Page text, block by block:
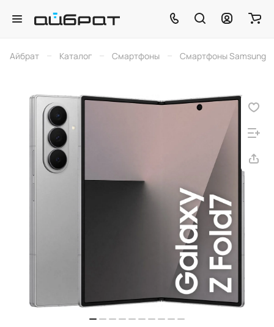
Айбрат – Каталог – Смартфоны – Смартфоны Samsung